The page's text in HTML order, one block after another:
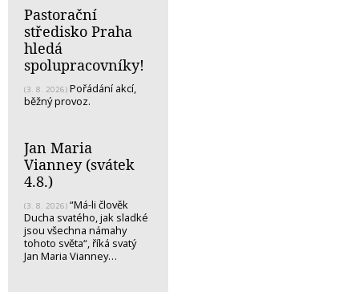
Pastorační
středisko Praha
hledá
spolupracovníky!
(3. 8. 2026) Pořádání akcí,
běžný provoz.
Jan Maria
Vianney (svátek
4.8.)
(3. 8. 2026) “Má-li člověk
Ducha svatého, jak sladké
jsou všechna námahy
tohoto světa“, říká svatý
Jan Maria Vianney…